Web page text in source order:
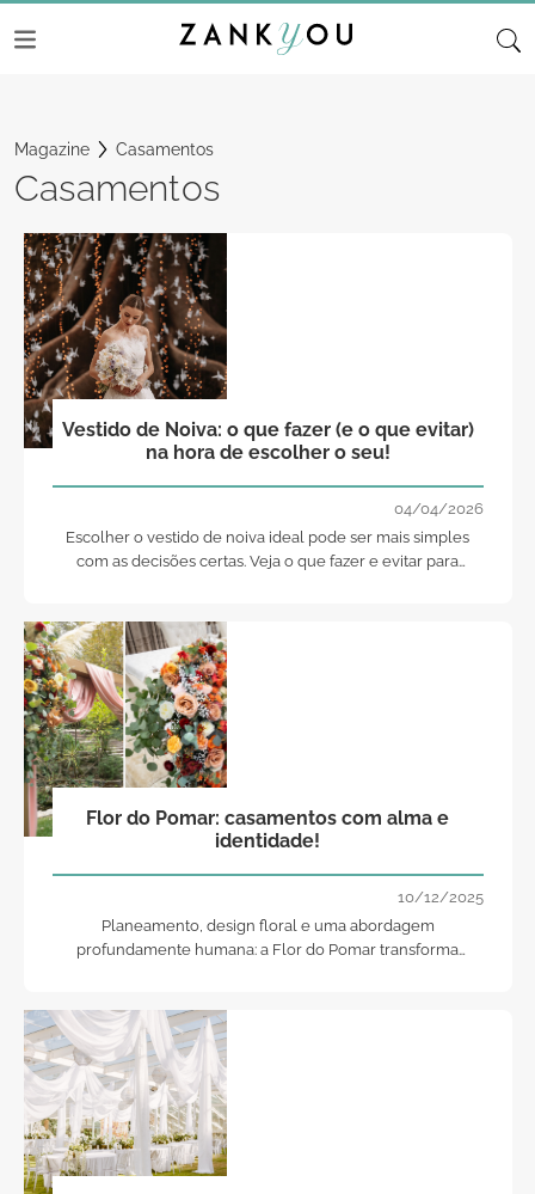
Magazine Casamentos
Casamentos
Vestido de Noiva: o que fazer (e o que evitar)
na hora de escolher o seu!
04/04/2026
Escolher o vestido de noiva ideal pode ser mais simples
com as decisões certas. Veja o que fazer e evitar para
Flor do Pomar: casamentos com alma e
identidade!
10/12/2025
Planeamento, design floral e uma abordagem
profundamente humana: a Flor do Pomar transforma